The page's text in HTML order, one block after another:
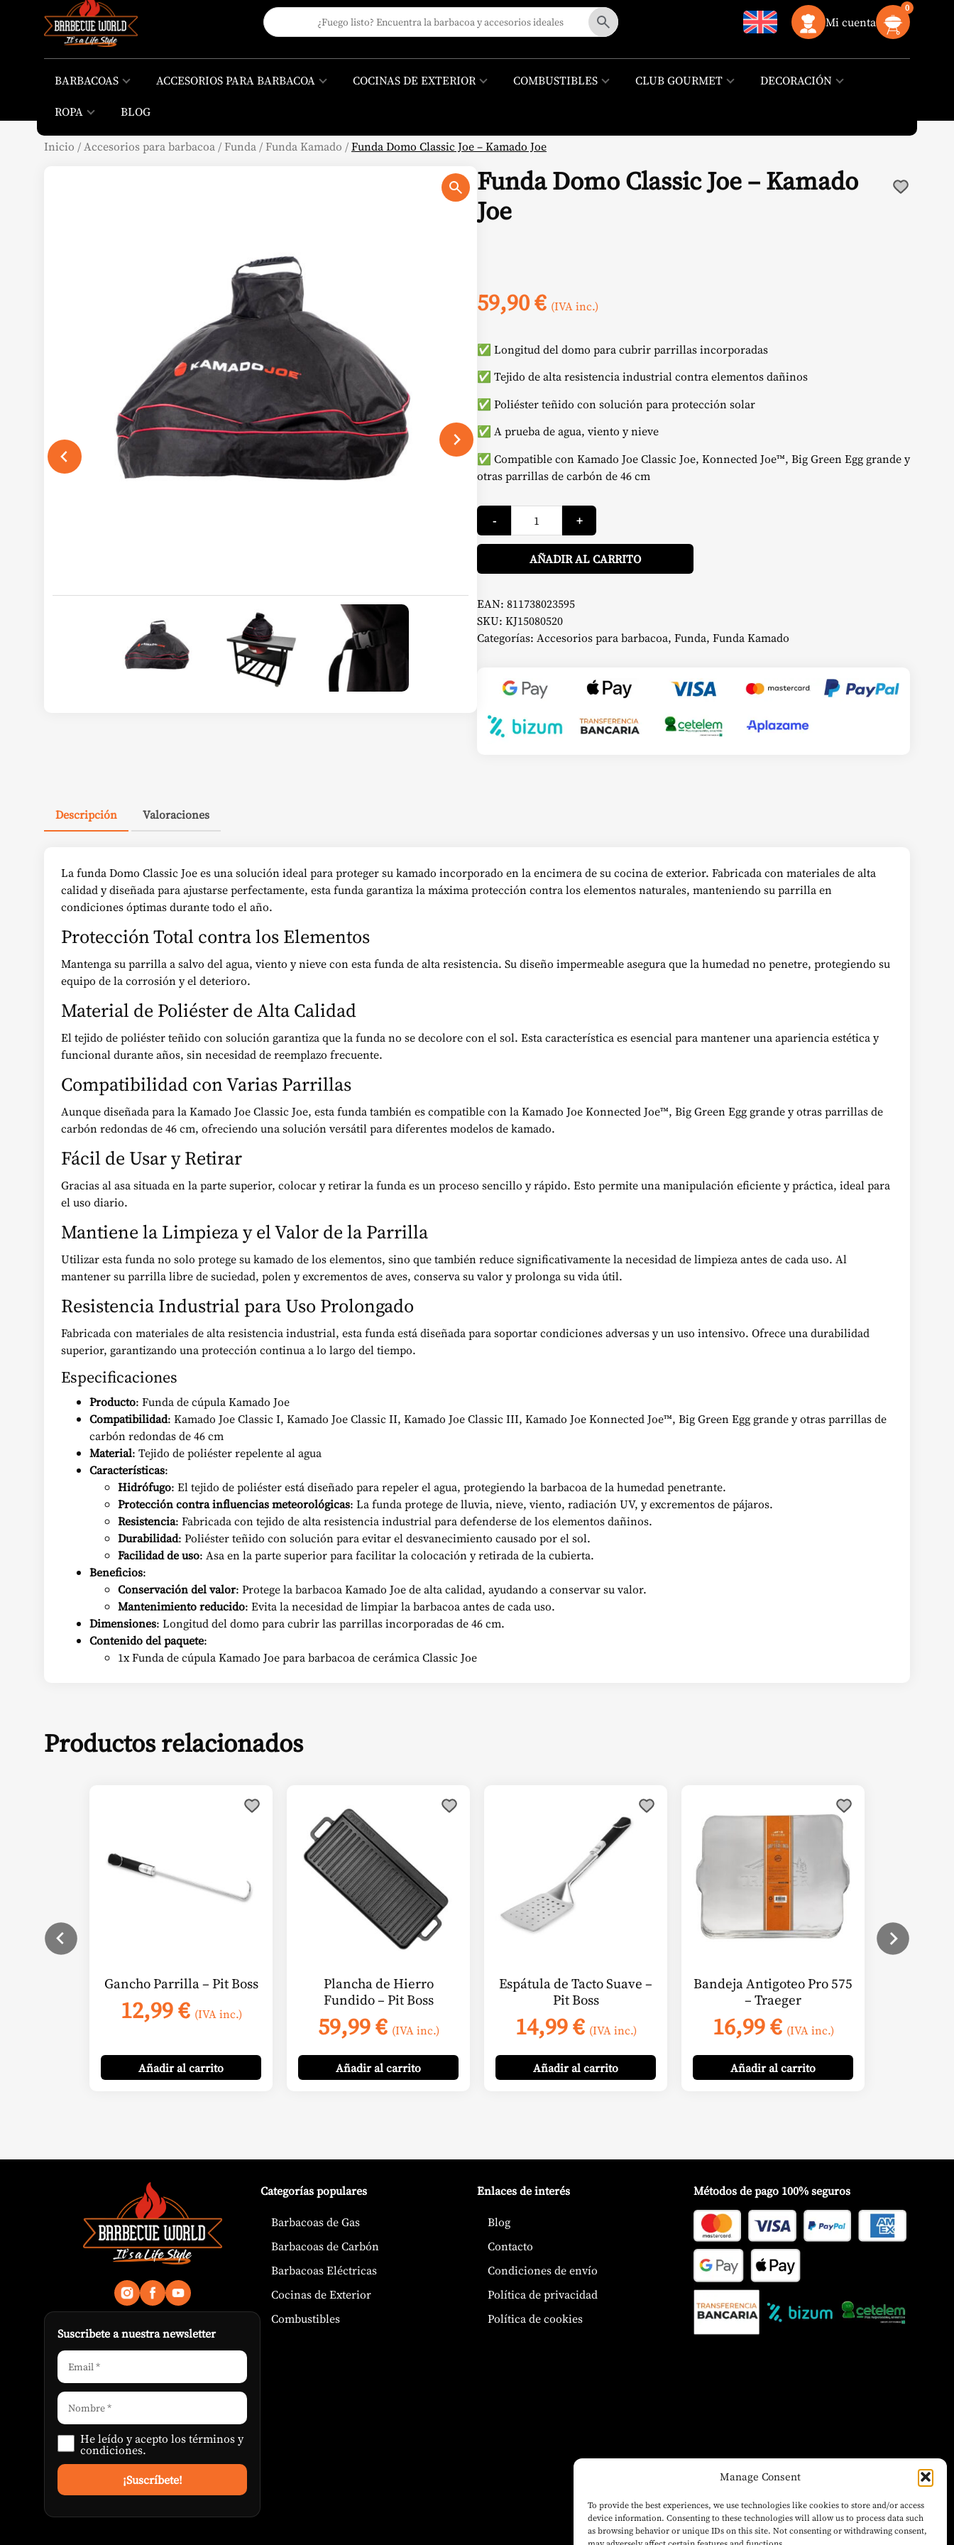
Manage Consent
To provide the best experiences, we use technologies like cookies to store and/or access
device information. Consenting to these technologies will allow us to process data such
as browsing behavior or unique IDs on this site. Not consenting or withdrawing consent,
Mi cuenta
0
BARBACOAS ACCESORIOS PARA BARBACOA COCINAS DE EXTERIOR COMBUSTIBLES CLUB GOURMET
DECORACIÓN
ROPA
BLOG
Inicio /Accesorios para barbacoa /Funda /Funda Kamado /Funda Domo Classic Joe – Kamado Joe
Funda Domo Classic Joe – Kamado
Joe
59,90€ (IVA inc.)
✅ Longitud del domo para cubrir parrillas incorporadas
✅ Tejido de alta resistencia industrial contra elementos dañinos
✅ Poliéster teñido con solución para protección solar
✅ A prueba de agua, viento y nieve
✅ Compatible con Kamado Joe Classic Joe, Konnected Joe™, Big Green Egg grande y
otras parrillas de carbón de 46 cm
-
Funda
Domo
Classic
Joe
Kamado
Joe
+
AÑADIR AL CARRITO
EAN: 811738023595
SKU: KJ15080520
Categorías: Accesorios para barbacoa, Funda, Funda Kamado
Descripción Valoraciones
La funda Domo Classic Joe es una solución ideal para proteger su kamado incorporado en la encimera de su cocina de exterior. Fabricada con materiales de alta
calidad y diseñada para ajustarse perfectamente, esta funda garantiza la máxima protección contra los elementos naturales, manteniendo su parrilla en
condiciones óptimas durante todo el año.
Protección Total contra los Elementos
Mantenga su parrilla a salvo del agua, viento y nieve con esta funda de alta resistencia. Su diseño impermeable asegura que la humedad no penetre, protegiendo su
equipo de la corrosión y el deterioro.
Material de Poliéster de Alta Calidad
El tejido de poliéster teñido con solución garantiza que la funda no se decolore con el sol. Esta característica es esencial para mantener una apariencia estética y
funcional durante años, sin necesidad de reemplazo frecuente.
Compatibilidad con Varias Parrillas
Aunque diseñada para la Kamado Joe Classic Joe, esta funda también es compatible con la Kamado Joe Konnected Joe™, Big Green Egg grande y otras parrillas de
carbón redondas de 46 cm, ofreciendo una solución versátil para diferentes modelos de kamado.
Fácil de Usar y Retirar
Gracias al asa situada en la parte superior, colocar y retirar la funda es un proceso sencillo y rápido. Esto permite una manipulación eficiente y práctica, ideal para
el uso diario.
Mantiene la Limpieza y el Valor de la Parrilla
Utilizar esta funda no solo protege su kamado de los elementos, sino que también reduce significativamente la necesidad de limpieza antes de cada uso. Al
mantener su parrilla libre de suciedad, polen y excrementos de aves, conserva su valor y prolonga su vida útil.
Resistencia Industrial para Uso Prolongado
Fabricada con materiales de alta resistencia industrial, esta funda está diseñada para soportar condiciones adversas y un uso intensivo. Ofrece una durabilidad
superior, garantizando una protección continua a lo largo del tiempo.
Especificaciones
Producto: Funda de cúpula Kamado Joe
Compatibilidad: Kamado Joe Classic I, Kamado Joe Classic II, Kamado Joe Classic III, Kamado Joe Konnected Joe™, Big Green Egg grande y otras parrillas de
carbón redondas de 46 cm
Material: Tejido de poliéster repelente al agua
Características:
Hidrófugo: El tejido de poliéster está diseñado para repeler el agua, protegiendo la barbacoa de la humedad penetrante.
Protección contra influencias meteorológicas: La funda protege de lluvia, nieve, viento, radiación UV, y excrementos de pájaros.
Resistencia: Fabricada con tejido de alta resistencia industrial para defenderse de los elementos dañinos.
Durabilidad: Poliéster teñido con solución para evitar el desvanecimiento causado por el sol.
Facilidad de uso: Asa en la parte superior para facilitar la colocación y retirada de la cubierta.
Beneficios:
Conservación del valor: Protege la barbacoa Kamado Joe de alta calidad, ayudando a conservar su valor.
Mantenimiento reducido: Evita la necesidad de limpiar la barbacoa antes de cada uso.
Dimensiones: Longitud del domo para cubrir las parrillas incorporadas de 46 cm.
Contenido del paquete:
1x Funda de cúpula Kamado Joe para barbacoa de cerámica Classic Joe
Productos relacionados
Gancho Parrilla – Pit Boss
12,99€ (IVA inc.)
Añadiral carrito
Plancha de Hierro
Fundido – Pit Boss
59,99€ (IVA inc.)
Añadiral carrito
Espátula de Tacto Suave –
Pit Boss
14,99€ (IVA inc.)
Añadiral carrito
Bandeja Antigoteo Pro 575
– Traeger
16,99€ (IVA inc.)
Añadiral carrito
Suscribete a nuestra newsletter
He leído y acepto lostérminos y
condiciones.
Categorías populares
Barbacoas de Gas
Barbacoas de Carbón
Barbacoas Eléctricas
Cocinas de Exterior
Combustibles
Enlaces de interés
Blog
Contacto
Condiciones de envío
Política de privacidad
Política de cookies
Métodos de pago 100% seguros